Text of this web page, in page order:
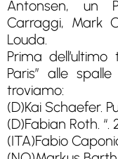
Antonsen, un
Carraggi, Mark
Louda.
Prima
Paris” alle
troviamo:
(D)Kai Schaefer.
(D)Fabian Roth. “.
(ITA)Fabio